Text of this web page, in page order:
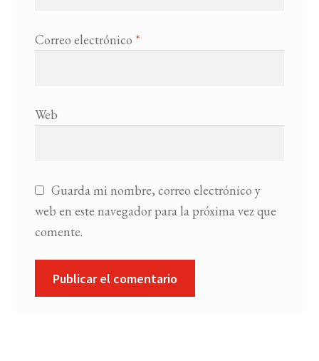
Correo electrónico *
Web
Guarda mi nombre, correo electrónico y
web en este navegador para la próxima vez que
comente.